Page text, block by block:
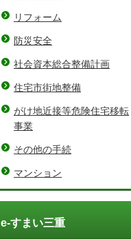
リフォーム
防災安全
社会資本総合整備計画
住宅市街地整備
がけ地近接等危険住宅移転
事業
その他の手続
マンション
e-すまい三重